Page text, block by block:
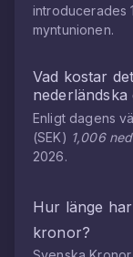
introducerades
myntunionen.
Vad kostar
nederländska
Enligt dagens
(SEK) 1,006
2026.
Hur länge
kronor?